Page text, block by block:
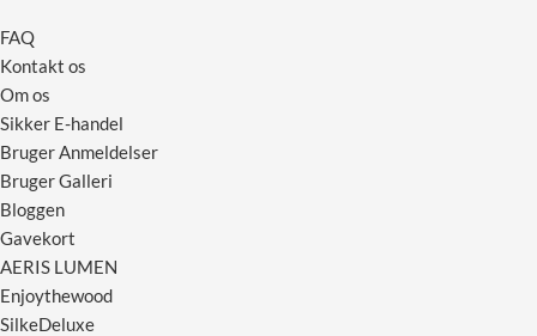
FAQ
Kontakt os
Om os
Sikker E-handel
Bruger Anmeldelser
Bruger Galleri
Bloggen
Gavekort
AERIS LUMEN
Enjoythewood
SilkeDeluxe